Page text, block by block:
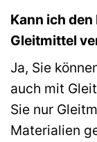
Kann ich
Gleitmittel
Ja, Sie
auch mit
Sie nur
Materialien